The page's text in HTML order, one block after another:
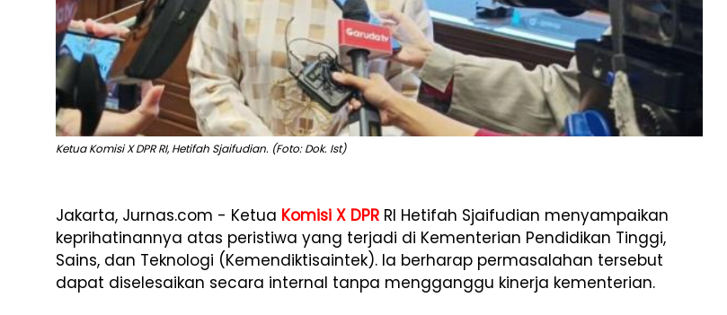
Ketua Komisi X DPR RI, Hetifah Sjaifudian. (Foto: Dok. Ist)
Jakarta, Jurnas.com - Ketua Komisi X DPR RI Hetifah Sjaifudian menyampaikan
keprihatinannya atas peristiwa yang terjadi di Kementerian Pendidikan Tinggi,
Sains, dan Teknologi (Kemendiktisaintek). Ia berharap permasalahan tersebut
dapat diselesaikan secara internal tanpa mengganggu kinerja kementerian.